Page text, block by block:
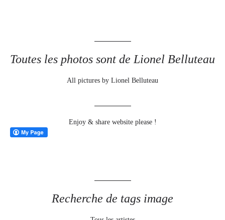
Toutes les photos sont de Lionel Belluteau
All pictures by Lionel Belluteau
Enjoy & share website please !
Recherche de tags image